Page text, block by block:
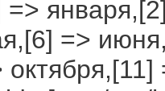
=>